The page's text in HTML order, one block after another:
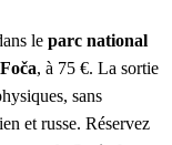
le parc national
Foča, à 75 €. La sortie
sans
et russe. Réservez